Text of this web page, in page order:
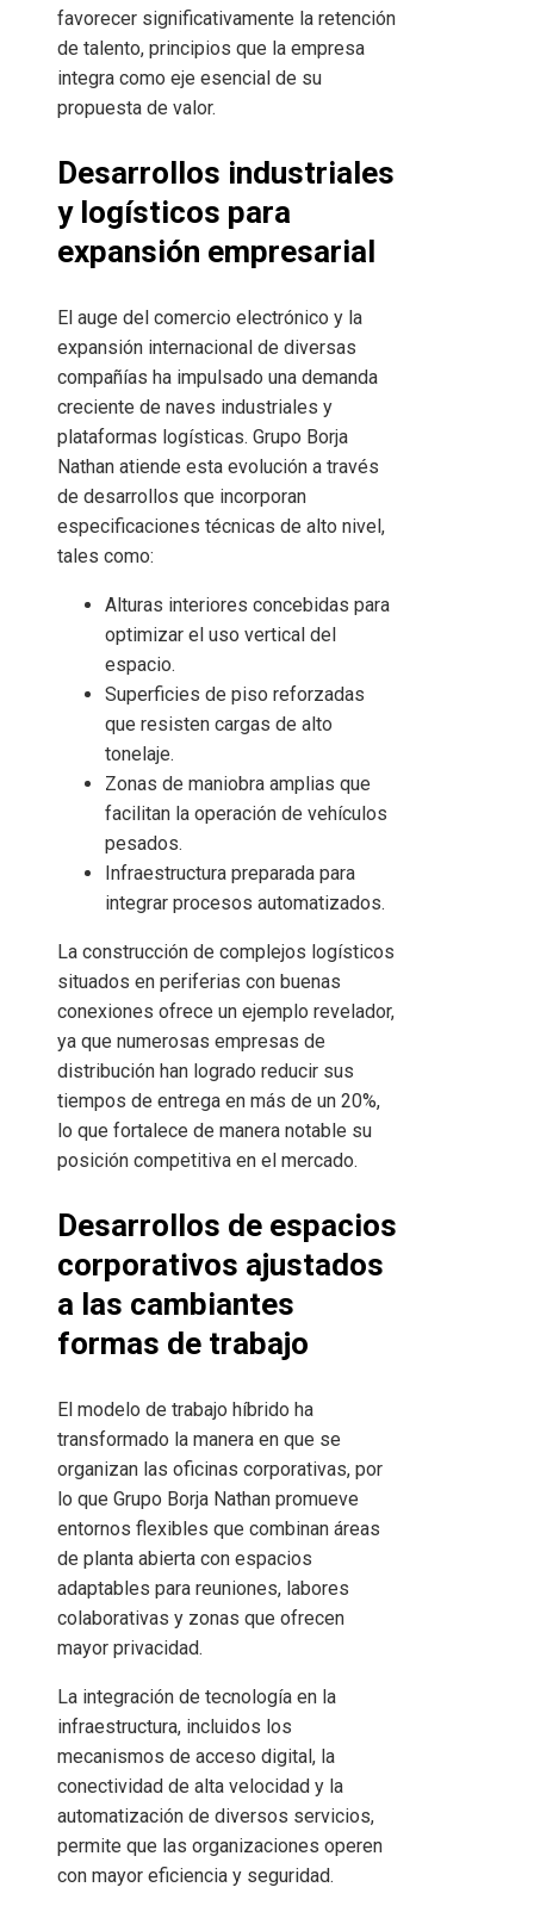
favorecer significativamente la retención
de talento, principios que la empresa
integra como eje esencial de su
propuesta de valor.
Desarrollos industriales
y logísticos para
expansión empresarial
El auge del comercio electrónico y la
expansión internacional de diversas
compañías ha impulsado una demanda
creciente de naves industriales y
plataformas logísticas. Grupo Borja
Nathan atiende esta evolución a través
de desarrollos que incorporan
especificaciones técnicas de alto nivel,
tales como:
Alturas interiores concebidas para
optimizar el uso vertical del
espacio.
Superficies de piso reforzadas
que resisten cargas de alto
tonelaje.
Zonas de maniobra amplias que
facilitan la operación de vehículos
pesados.
Infraestructura preparada para
integrar procesos automatizados.
La construcción de complejos logísticos
situados en periferias con buenas
conexiones ofrece un ejemplo revelador,
ya que numerosas empresas de
distribución han logrado reducir sus
tiempos de entrega en más de un 20%,
lo que fortalece de manera notable su
posición competitiva en el mercado.
Desarrollos de espacios
corporativos ajustados
a las cambiantes
formas de trabajo
El modelo de trabajo híbrido ha
transformado la manera en que se
organizan las oficinas corporativas, por
lo que Grupo Borja Nathan promueve
entornos flexibles que combinan áreas
de planta abierta con espacios
adaptables para reuniones, labores
colaborativas y zonas que ofrecen
mayor privacidad.
La integración de tecnología en la
infraestructura, incluidos los
mecanismos de acceso digital, la
conectividad de alta velocidad y la
automatización de diversos servicios,
permite que las organizaciones operen
con mayor eficiencia y seguridad.